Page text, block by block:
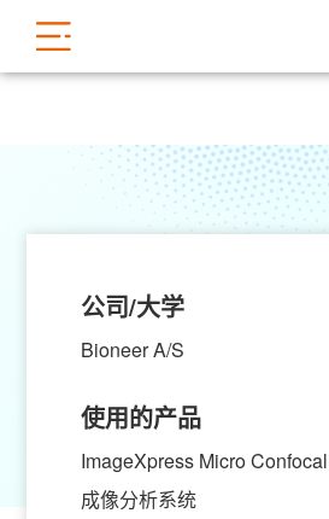
公司/大学
Bioneer A/S
使用的产品
ImageXpress Micro
成像分析系统